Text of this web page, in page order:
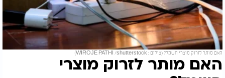
האם מותר לזרוק מוצרי חשמל? (צילום : WIROJE PATHI /shutterstock)
האם מותר לזרוק מוצרי